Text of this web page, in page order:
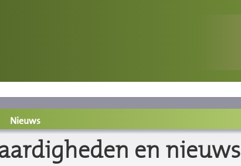
Nieuws
en nieuws